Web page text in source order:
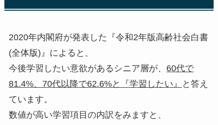
2020年内閣府が発表した『令和2年版高齢社会白書
(全体版)』によると、
今後学習したい意欲があるシニア層が、 60代で
81.4%、70代以降で62.6%と『学習したい』
と答え
ています。
数値が高い学習項目の内訳をみますと、